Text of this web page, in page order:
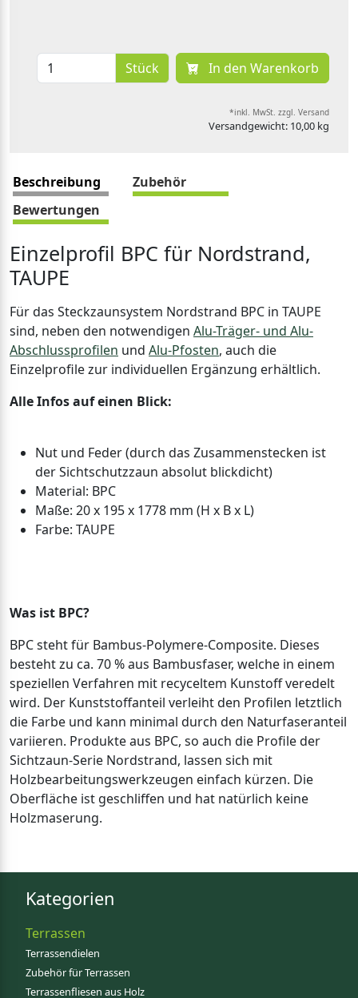
Stück In den Warenkorb
*inkl. MwSt. zzgl. Versand
Versandgewicht: 10,00 kg
Beschreibung
Zubehör
Bewertungen
Einzelprofil BPC für Nordstrand,
TAUPE
Für das Steckzaunsystem Nordstrand BPC in TAUPE
sind, neben den notwendigen Alu-Träger- und Alu-
Abschlussprofilen und Alu-Pfosten, auch die
Einzelprofile zur individuellen Ergänzung erhältlich.
Alle Infos auf einen Blick:
Nut und Feder (durch das Zusammenstecken ist
der Sichtschutzzaun absolut blickdicht)
Material: BPC
Maße: 20 x 195 x 1778 mm (H x B x L)
Farbe: TAUPE
Was ist BPC?
BPC steht für Bambus-Polymere-Composite. Dieses
besteht zu ca. 70 % aus Bambusfaser, welche in einem
speziellen Verfahren mit recyceltem Kunstoff veredelt
wird. Der Kunststoffanteil verleiht den Profilen letztlich
die Farbe und kann minimal durch den Naturfaseranteil
variieren. Produkte aus BPC, so auch die Profile der
Sichtzaun-Serie Nordstrand, lassen sich mit
Holzbearbeitungswerkzeugen einfach kürzen. Die
Oberfläche ist geschliffen und hat natürlich keine
Holzmaserung.
Kategorien
Terrassen
Terrassendielen
Zubehör für Terrassen
Terrassenfliesen aus Holz